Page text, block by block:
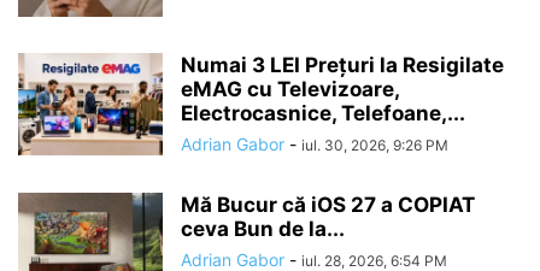
Numai 3 LEI Prețuri la Resigilate
eMAG cu Televizoare,
Electrocasnice, Telefoane,...
Adrian Gabor - iul. 30, 2026, 9:26 PM
Mă Bucur că iOS 27 a COPIAT
ceva Bun de la...
Adrian Gabor - iul. 28, 2026, 6:54 PM